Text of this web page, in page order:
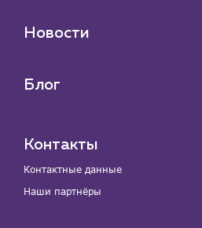
Новости
Блог
Контакты
Контактные данные
Наши партнёры